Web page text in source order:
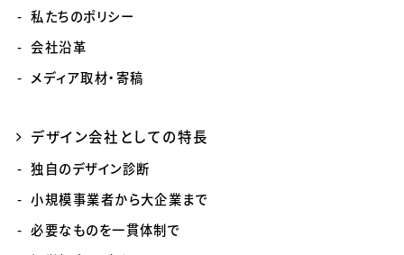
私たちのポリシー
会社沿革
メディア取材・寄稿
デザイン会社としての特長
独自のデザイン診断
小規模事業者から大企業まで
必要なものを一貫体制で